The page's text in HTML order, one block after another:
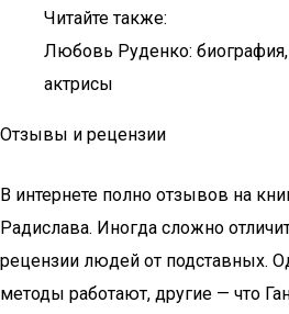
Читайте также:
Любовь Руденко:
актрисы
Отзывы и рецензии
В интернете полно отзывов на
Радислава. Иногда сложно
рецензии людей от подставных.
методы работают, другие — что